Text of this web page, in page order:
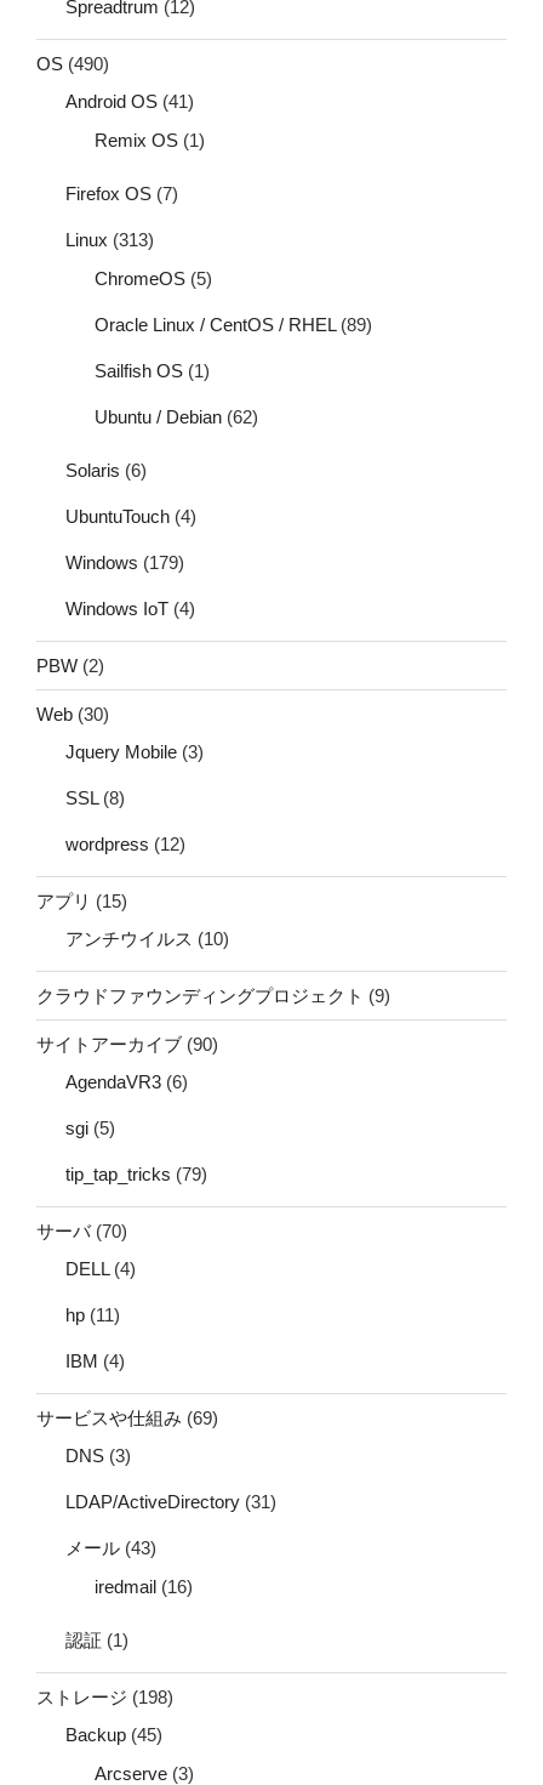
Spreadtrum (12)
OS (490)
Android OS (41)
Remix OS (1)
Firefox OS (7)
Linux (313)
ChromeOS (5)
Oracle Linux / CentOS / RHEL(89)
Sailfish OS (1)
Ubuntu / Debian (62)
Solaris (6)
UbuntuTouch (4)
Windows (179)
Windows IoT (4)
PBW (2)
Web (30)
Jquery Mobile (3)
SSL(8)
wordpress (12)
アプリ (15)
アンチウイルス (10)
クラウドファウンディングプロジェクト (9)
サイトアーカイブ (90)
AgendaVR3 (6)
sgi (5)
tip_tap_tricks (79)
サーバ(70)
DELL(4)
hp (11)
IBM (4)
サービスや仕組み (69)
DNS (3)
LDAP/ActiveDirectory (31)
メール (43)
iredmail (16)
認証 (1)
ストレージ (198)
Backup (45)
Arcserve (3)